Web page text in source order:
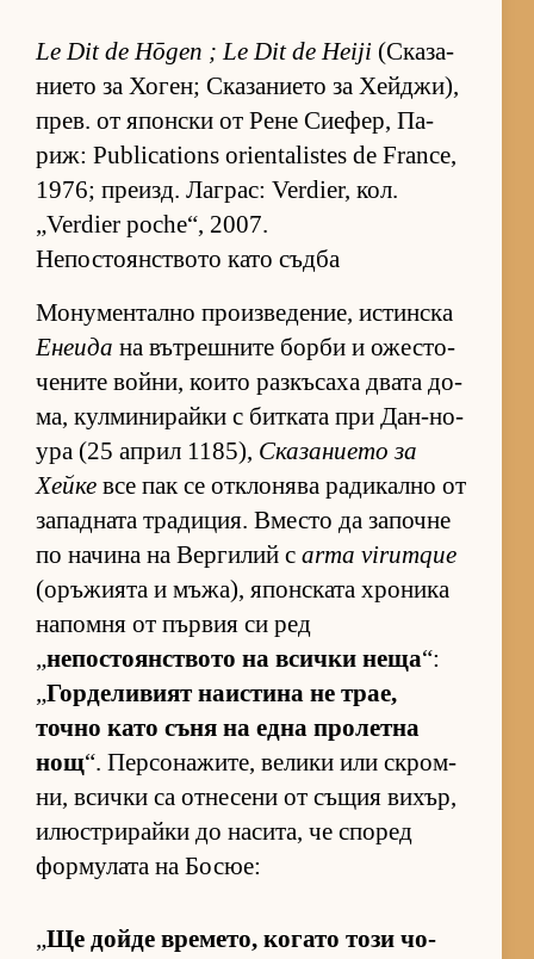
Le Dit de Hōgen ; Le Dit de Heiji (Ска­за­
ни­ето за Хо­ген; Ска­за­ни­ето за Хей­джи),
прев. от япон­ски от Рене Си­е­фер, Па­
риж: Publications orientalistes de France,
1976; пре­изд. Лаг­рас: Verdier, кол.
„Verdier poche“, 2007.
Непостоянството като съдба
Мо­ну­мен­тално про­из­ве­де­ние, ис­тин­ска
Енеида на вът­реш­ните борби и ожес­то­
че­ните вой­ни, ко­ито раз­къ­саха двата до­
ма, кул­ми­ни­райки с бит­ката при Дан-но-
ура (25 ап­рил 1185), Ска­за­ни­ето за
Хейке все пак се от­к­ло­нява ра­ди­кално от
за­пад­ната тра­ди­ция. Вместо да за­почне
по на­чина на Вер­ги­лий с arma virumque
(о­ръ­жи­ята и мъ­жа), япон­с­ката хро­ника
на­помня от пър­вия си ред
„не­пос­то­ян­с­т­вото на всички неща“:
„Гор­де­ли­вият на­ис­тина не трае,
точно като съня на една про­летна
нощ“. Пер­со­на­жи­те, ве­лики или скром­
ни, всички са от­не­сени от съ­щия ви­хър,
илюс­т­ри­райки до на­си­та, че спо­ред
фор­му­лата на Бо­сюе:
„Ще дойде вре­ме­то, ко­гато този чо­